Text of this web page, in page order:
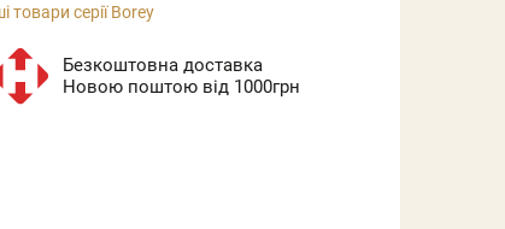
товари серії Borey
Безкоштовна доставка
Новою поштою від 1000грн